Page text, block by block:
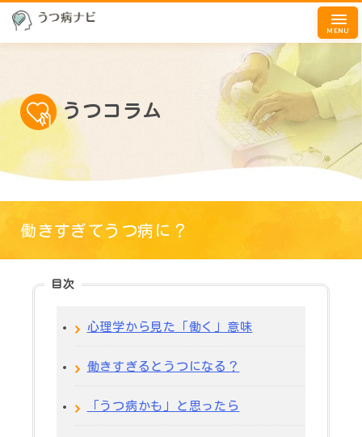
MENU
うつコラム
働きすぎてうつ病に？
目次
心理学から見た「働く」意味
働きすぎるとうつになる？
「うつ病かも」と思ったら